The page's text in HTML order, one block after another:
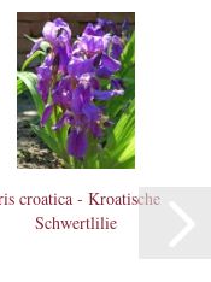
croatica - Kroatische
Schwertlilie